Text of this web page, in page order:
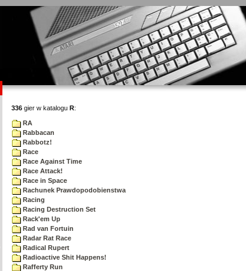
336 gier w katalogu R:
RA
Rabbacan
Rabbotz!
Race
Race Against Time
Race Attack!
Race in Space
Rachunek Prawdopodobienstwa
Racing
Racing Destruction Set
Rack'em Up
Rad van Fortuin
Radar Rat Race
Radical Rupert
Radioactive Shit Happens!
Rafferty Run